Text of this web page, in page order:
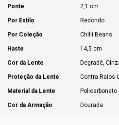
Ponte 2,1 cm
Por Estilo Redondo
Por Coleção Chilli Beans
Haste 14,5 cm
Cor da Lente Degradê,
Proteção da Lente Contra Raios
Material da Lente Policarbonato
Cor da Armação Dourada